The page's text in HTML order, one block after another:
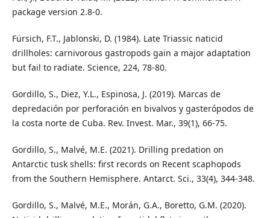
package version 2.8-0.
Fürsich, F.T., Jablonski, D. (1984). Late Triassic naticid
drillholes: carnivorous gastropods gain a major adaptation
but fail to radiate. Science, 224, 78-80.
Gordillo, S., Diez, Y.L., Espinosa, J. (2019). Marcas de
depredación por perforación en bivalvos y gasterópodos de
la costa norte de Cuba. Rev. Invest. Mar., 39(1), 66-75.
Gordillo, S., Malvé, M.E. (2021). Drilling predation on
Antarctic tusk shells: first records on Recent scaphopods
from the Southern Hemisphere. Antarct. Sci., 33(4), 344-348.
Gordillo, S., Malvé, M.E., Morán, G.A., Boretto, G.M. (2020).